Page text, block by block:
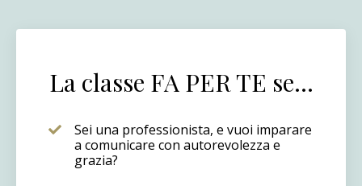
La classe FA PER TE se…
Sei una professionista, e vuoi imparare
a comunicare con autorevolezza e
grazia?